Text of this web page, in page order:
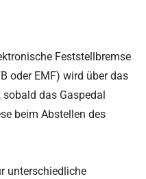
Feststellbremse
oder EMF) wird über das
das Gaspedal
beim Abstellen des
unterschiedliche